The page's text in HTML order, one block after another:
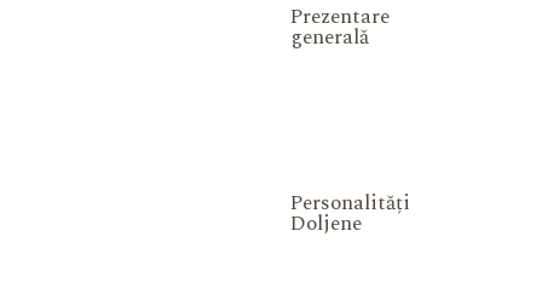
Prezentare
generală
Personalități
Doljene